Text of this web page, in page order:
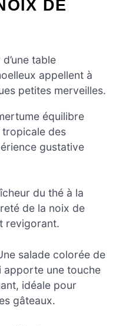
DE
table
appellent à
petites merveilles.
équilibre
des
gustative
du thé à la
de la noix de
revigorant.
salade colorée de
apporte une touche
idéale pour
gâteaux.